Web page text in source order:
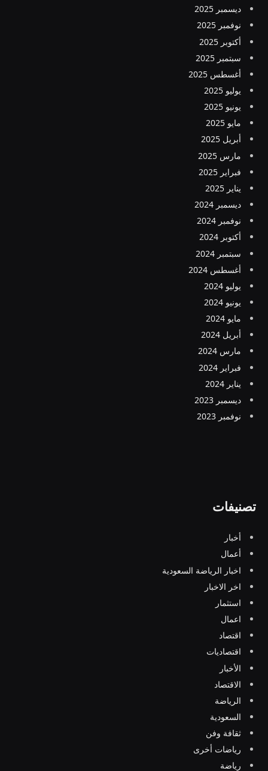
ديسمبر 2025
نوفمبر 2025
أكتوبر 2025
سبتمبر 2025
أغسطس 2025
يوليو 2025
يونيو 2025
مايو 2025
أبريل 2025
مارس 2025
فبراير 2025
يناير 2025
ديسمبر 2024
نوفمبر 2024
أكتوبر 2024
سبتمبر 2024
أغسطس 2024
يوليو 2024
يونيو 2024
مايو 2024
أبريل 2024
مارس 2024
فبراير 2024
يناير 2024
ديسمبر 2023
نوفمبر 2023
تصنيفات
أخبار
أعمال
اخبار الرياضة السعودية
اخر الاخبار
استثمار
اعمال
اقتصاد
اقتصاديات
الأخبار
الاقتصاد
الرياضة
السعودية
ثقافة وفن
رياضات أخرى
رياضة